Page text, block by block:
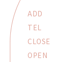
ADD
TEL
CLOSE
OPEN